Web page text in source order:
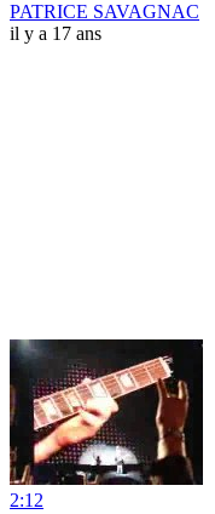
PATRICE SAVAGNAC
il y a 17 ans
2:12